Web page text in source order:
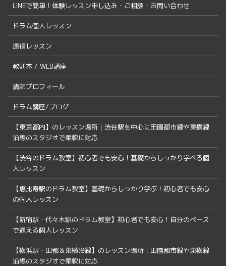
LINEで簡単！体験レッスン申し込み・ご相談・お問い合わせ
ドラム個人レッスン
通信レッスン
教則本 / WEB講座
講師プロフィール
ドラム講座/ブログ
【東京都内】のレッスン場所｜渋谷駅を中心に田園都市線や東横線
沿線のスタジオで柔軟に対応
【渋谷のドラム教室】初心者でも安心！基礎からしっかり学べる個
人レッスン
【恵比寿駅のドラム教室】基礎からしっかり学ぶ！初心者でも安心
の個人レッスン
【新宿駅・代々木駅のドラム教室】初心者でも安心！自分のペース
で通える個人レッスン
【横浜駅・田都＆東横沿線】のレッスン場所｜田園都市線や東横線
沿線のスタジオで柔軟に対応